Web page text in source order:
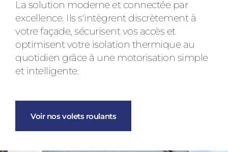
La solution moderne et connectée par
excellence. Ils s'intègrent discrètement à
votre façade, sécurisent vos accès et
optimisent votre isolation thermique au
quotidien grâce à une motorisation simple
et intelligente.
Voir nos volets roulants